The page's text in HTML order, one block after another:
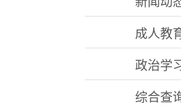
成人教
政治学
综合查